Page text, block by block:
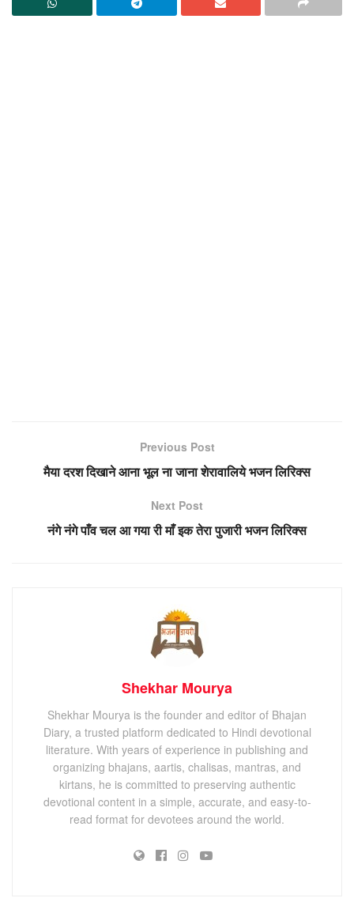
Previous Post
मैया दरश दिखाने आना भूल ना जाना शेरावालिये भजन लिरिक्स
Next Post
नंगे नंगे पाँव चल आ गया री माँ इक तेरा पुजारी भजन लिरिक्स
Shekhar Mourya
Shekhar Mourya is the founder and editor of Bhajan
Diary, a trusted platform dedicated to Hindi devotional
literature. With years of experience in publishing and
organizing bhajans, aartis, chalisas, mantras, and
kirtans, he is committed to preserving authentic
devotional content in a simple, accurate, and easy-to-
read format for devotees around the world.